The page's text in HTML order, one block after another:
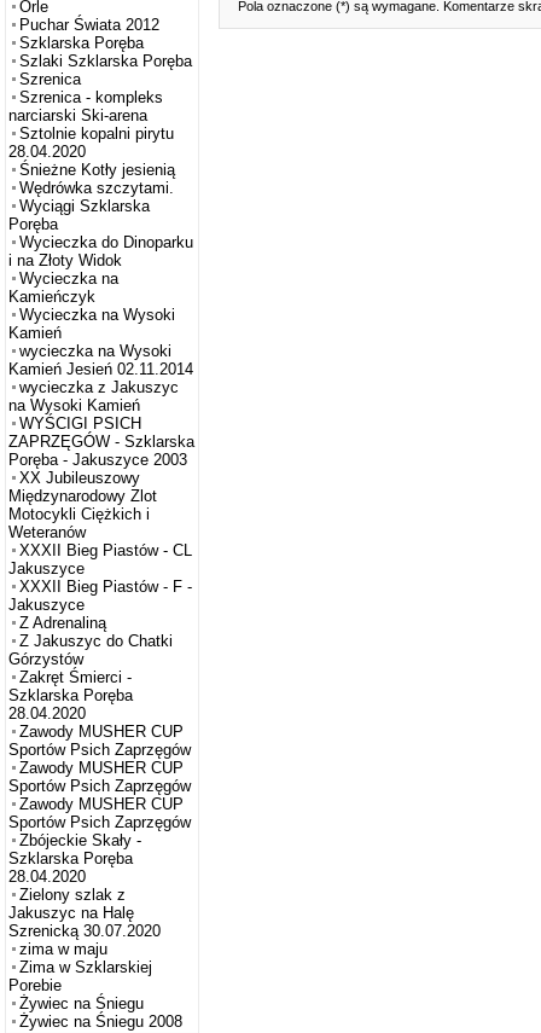
Orle
Puchar Świata 2012
Szklarska Poręba
Szlaki Szklarska Poręba
Szrenica
Szrenica - kompleks
narciarski Ski-arena
Sztolnie kopalni pirytu
28.04.2020
Śnieżne Kotły jesienią
Wędrówka szczytami.
Wyciągi Szklarska
Poręba
Wycieczka do Dinoparku
i na Złoty Widok
Wycieczka na
Kamieńczyk
Wycieczka na Wysoki
Kamień
wycieczka na Wysoki
Kamień Jesień 02.11.2014
wycieczka z Jakuszyc
na Wysoki Kamień
WYŚCIGI PSICH
ZAPRZĘGÓW - Szklarska
Poręba - Jakuszyce 2003
XX Jubileuszowy
Międzynarodowy Zlot
Motocykli Ciężkich i
Weteranów
XXXII Bieg Piastów - CL
Jakuszyce
XXXII Bieg Piastów - F -
Jakuszyce
Z Adrenaliną
Z Jakuszyc do Chatki
Górzystów
Zakręt Śmierci -
Szklarska Poręba
28.04.2020
Zawody MUSHER CUP
Sportów Psich Zaprzęgów
Zawody MUSHER CUP
Sportów Psich Zaprzęgów
Zawody MUSHER CUP
Sportów Psich Zaprzęgów
Zbójeckie Skały -
Szklarska Poręba
28.04.2020
Zielony szlak z
Jakuszyc na Halę
Szrenicką 30.07.2020
zima w maju
Zima w Szklarskiej
Porebie
Żywiec na Śniegu
Żywiec na Śniegu 2008
Pola oznaczone (*) są wymagane. Komentarze